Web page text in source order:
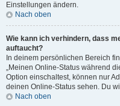
Einstellungen ändern.
Nach oben
Wie kann ich verhindern, dass
auftaucht?
In deinem persönlichen Bereich
„Meinen Online-Status während
Option einschaltest, können nur
deinen Online-Status sehen. Du
Nach oben